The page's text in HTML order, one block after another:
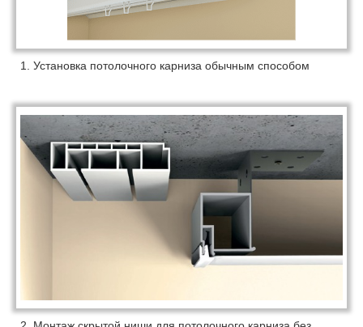
1. Установка потолочного карниза обычным способом